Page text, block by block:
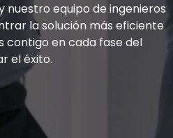
equipo de ingenieros
la solución más eficiente
contigo en cada fase del
el éxito.